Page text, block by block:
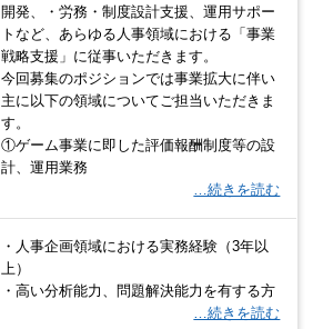
開発、・労務・制度設計支援、運用サポー
トなど、あらゆる人事領域における「事業
戦略支援」に従事いただきます。
今回募集のポジションでは事業拡大に伴い
主に以下の領域についてご担当いただきま
す。
①ゲーム事業に即した評価報酬制度等の設
計、運用業務
…続きを読む
・人事企画領域における実務経験（3年以
上）
・高い分析能力、問題解決能力を有する方
…続きを読む